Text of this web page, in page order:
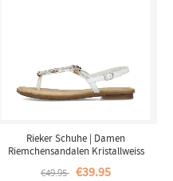
Rieker Schuhe | Damen
Riemchensandalen Kristallweiss
€49.95 €39.95